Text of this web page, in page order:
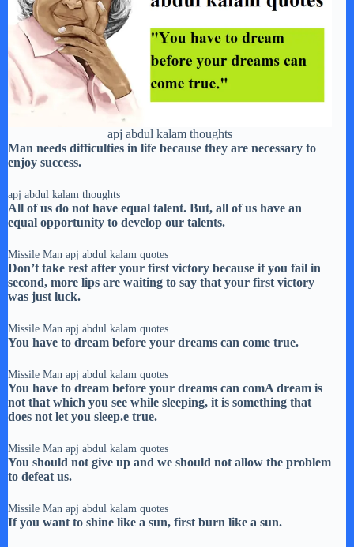
apj abdul kalam thoughts
Man needs difficulties in life because they are necessary to
enjoy success.
apj abdul kalam thoughts
All of us do not have equal talent. But, all of us have an
equal opportunity to develop our talents.
Missile Man apj abdul kalam quotes
Don’t take rest after your first victory because if you fail in
second, more lips are waiting to say that your first victory
was just luck.
Missile Man apj abdul kalam quotes
You have to dream before your dreams can come true.
Missile Man apj abdul kalam quotes
You have to dream before your dreams can comA dream is
not that which you see while sleeping, it is something that
does not let you sleep.e true.
Missile Man apj abdul kalam quotes
You should not give up and we should not allow the problem
to defeat us.
Missile Man apj abdul kalam quotes
If you want to shine like a sun, first burn like a sun.